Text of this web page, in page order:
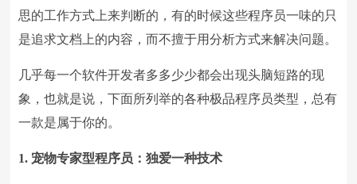
思的工作方式上来判断的，有的时候这些程序员一味的只
是追求文档上的内容，而不擅于用分析方式来解决问题。
几乎每一个软件开发者多多少少都会出现头脑短路的现
象，也就是说，下面所列举的各种极品程序员类型，总有
一款是属于你的。
1. 宠物专家型程序员：独爱一种技术